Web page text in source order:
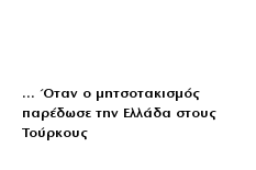
… Όταν ο μητσοτακισμός
παρέδωσε την Ελλάδα στους
Τούρκους